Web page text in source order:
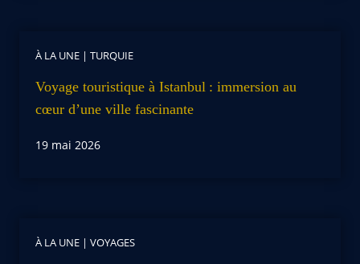
À LA UNE | TURQUIE
Voyage touristique à Istanbul : immersion au
cœur d’une ville fascinante
19 mai 2026
À LA UNE | VOYAGES